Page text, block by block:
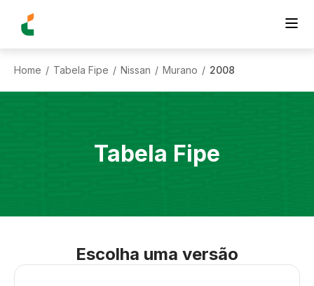
Home / Tabela Fipe / Nissan / Murano / 2008
Tabela Fipe
Escolha uma versão